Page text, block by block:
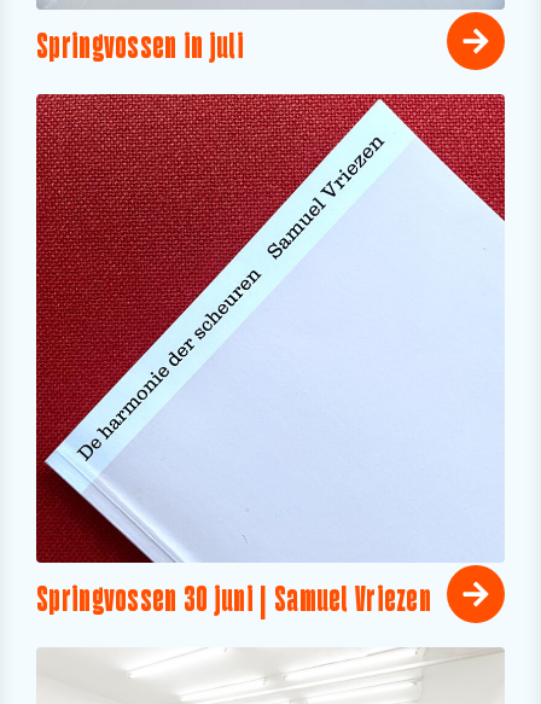
Springvossen in juli
Springvossen 30 juni | Samuel Vriezen